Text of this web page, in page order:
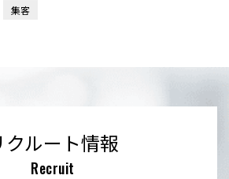
集客
クルート情報
Recruit